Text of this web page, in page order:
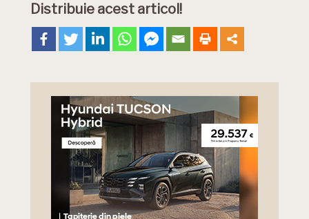
Distribuie acest articol!